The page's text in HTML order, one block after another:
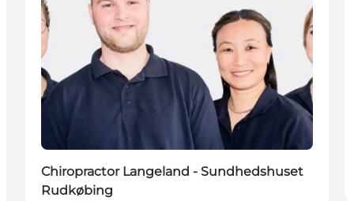
Chiropractor Langeland - Sundhedshuset
Rudkøbing